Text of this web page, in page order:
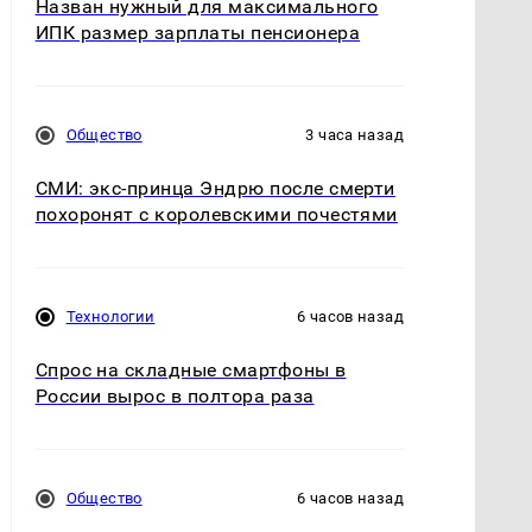
Назван нужный для максимального
ИПК размер зарплаты пенсионера
Общество 3 часа назад
СМИ: экс-принца Эндрю после смерти
похоронят с королевскими почестями
Технологии 6 часов назад
Спрос на складные смартфоны в
России вырос в полтора раза
Общество 6 часов назад